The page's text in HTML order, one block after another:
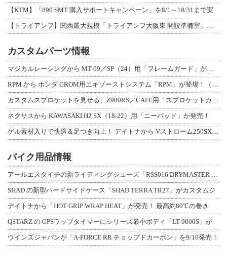
【KTM】「890 SMT 購入サポートキャンペーン」を8/1～10/31まで実
【トライアンフ】関西最大規模「トライアンフ大阪東 開設準備室」がオープン！ 限定
カスタムパーツ情報
マジカルレーシングから MT-09／SP（24）用「フレームガード」が登場！
RPM から ホンダ GROM用エキゾーストシステム「RPM」が登場！（動画あり
カスタムスプロケットを見せる、Z900RS／CAFE用「スプロケットカバーフルキ
ネクサスから KAWASAKI H2 SX（18-22）用「ニーパッド」が発売！
ゲル素材入りで快適＆足つき向上！ デイトナから Vストローム250SX用「快適ロ
バイク用品情報
アールエスタイチの新ライディングシューズ「RSS016 DRYMASTER スト
SHAD の新型ハードサイドケース「SHAD TERRA TR27」がカスタムジ
デイトナから「HOT GRIP WRAP HEAT」が発売！ 最高約80℃の巻き
QSTARZ の GPSラップタイマーにシリーズ最小ボディ「LT-9000S」が
ウインズジャパンが「A-FORCE RR チョップドカーボン」を9/10発売！